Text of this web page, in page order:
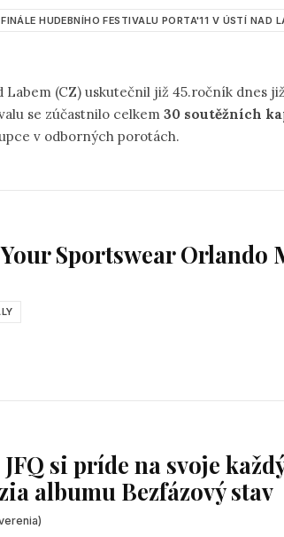
HUDEBNÍHO FESTIVALU PORTA'11 V ÚSTÍ NAD
Labem (CZ) uskutečnil již 45.ročník dnes
festivalu PORTA. Festivalu se zúčastnilo celkem 30 soutěžních
v odborných porotách.
Sportswear Orlando
si príde na svoje
albumu Bezfázový stav